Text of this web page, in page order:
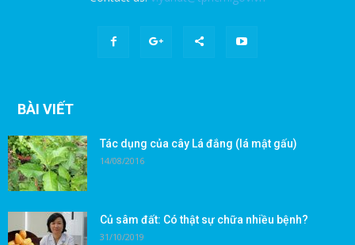
BÀI VIẾT
Tác dụng của cây Lá đắng (lá mật gấu)
14/08/2016
Củ sâm đất: Có thật sự chữa nhiều bệnh?
31/10/2019